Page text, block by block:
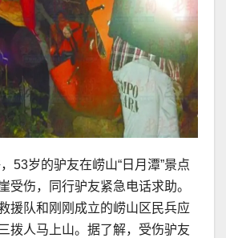
53岁的驴友在崂山“日月潭”景点
受伤，同行驴友紧急电话求助。
援队和刚刚成立的崂山区民兵应
拨人马上山。据了解，受伤驴友